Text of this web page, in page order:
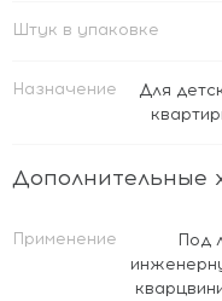
Штук в упаковке
Назначение Для
Дополнительные
Применение Под